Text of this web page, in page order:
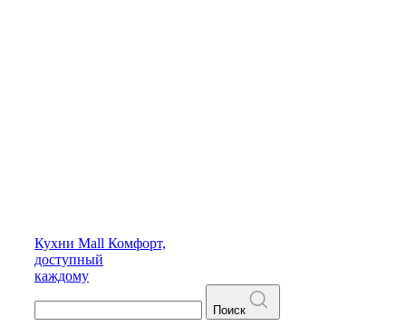
Кухни Mall Комфорт,
доступный
каждому
Поиск